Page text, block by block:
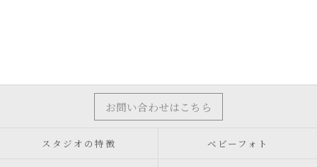
お問い合わせはこちら
スタジオの特徴 ベビーフォト